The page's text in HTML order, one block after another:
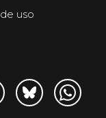
uso